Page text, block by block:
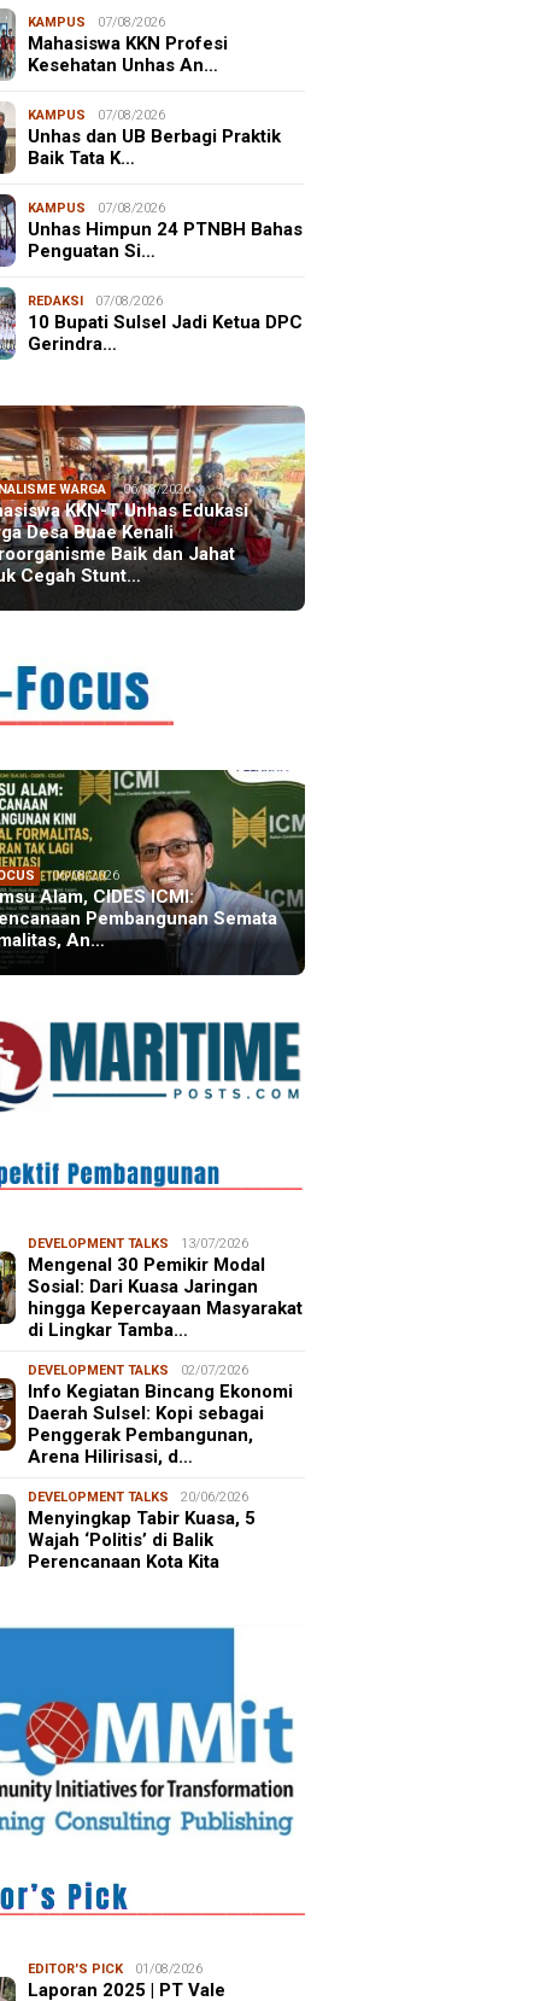
KAMPUS 07/08/2026
Mahasiswa KKN Profesi
Kesehatan Unhas An…
KAMPUS 07/08/2026
Unhas dan UB Berbagi Praktik
Baik Tata K…
KAMPUS 07/08/2026
Unhas Himpun 24 PTNBH Bahas
Penguatan Si…
REDAKSI 07/08/2026
10 Bupati Sulsel Jadi Ketua DPC
Gerindra…
WARGA 06/08/2026
KKN-T Unhas Edukasi
Desa Buae Kenali
Baik dan Jahat
Cegah Stunt…
06/08/2026
Alam, CIDES ICMI:
Pembangunan Semata
An…
DEVELOPMENT TALKS 13/07/2026
Mengenal 30 Pemikir Modal
Sosial: Dari Kuasa Jaringan
hingga Kepercayaan Masyarakat
di Lingkar Tamba…
DEVELOPMENT TALKS 02/07/2026
Info Kegiatan Bincang Ekonomi
Daerah Sulsel: Kopi sebagai
Penggerak Pembangunan,
Arena Hilirisasi, d…
DEVELOPMENT TALKS 20/06/2026
Menyingkap Tabir Kuasa, 5
Wajah ‘Politis’ di Balik
Perencanaan Kota Kita
EDITOR'S PICK 01/08/2026
Laporan 2025 | PT Vale